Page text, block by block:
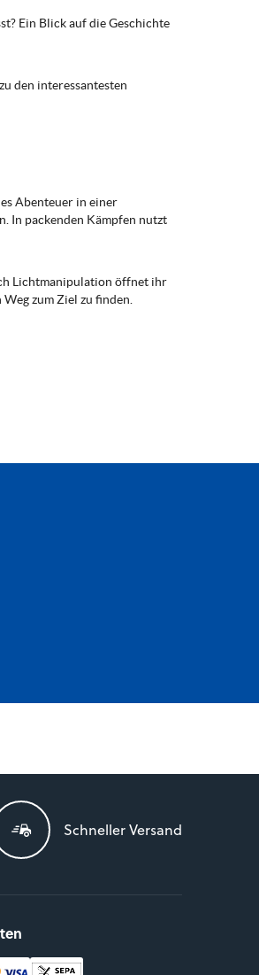
Ein Blick auf die Geschichte
den interessantesten
Abenteuer in einer
In packenden Kämpfen nutzt
Lichtmanipulation öffnet ihr
zum Ziel zu finden.
Schneller Versand